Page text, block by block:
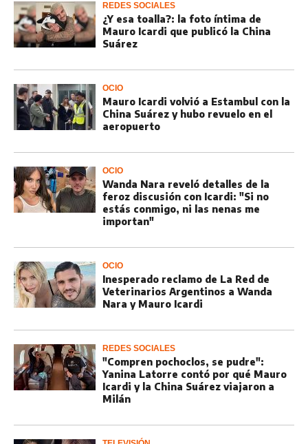
REDES SOCIALES
¿Y esa toalla?: la foto íntima de
Mauro Icardi que publicó la China
Suárez
OCIO
Mauro Icardi volvió a Estambul con la
China Suárez y hubo revuelo en el
aeropuerto
OCIO
Wanda Nara reveló detalles de la
feroz discusión con Icardi: "Si no
estás conmigo, ni las nenas me
importan"
OCIO
Inesperado reclamo de La Red de
Veterinarios Argentinos a Wanda
Nara y Mauro Icardi
REDES SOCIALES
"Compren pochoclos, se pudre":
Yanina Latorre contó por qué Mauro
Icardi y la China Suárez viajaron a
Milán